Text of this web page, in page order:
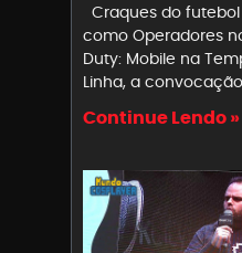
Craques do
como Operadores
Duty: Mobile na
Linha, a
Continue Lendo »